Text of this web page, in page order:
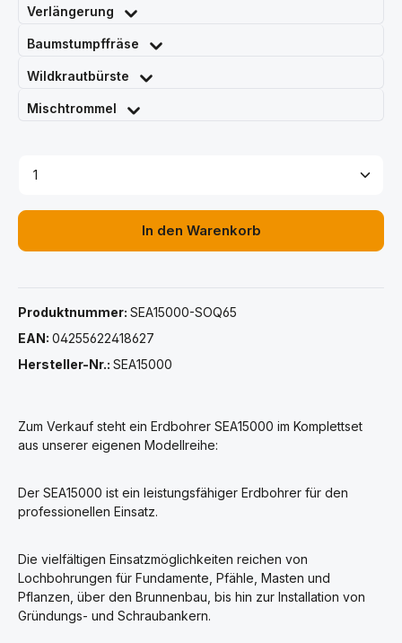
Verlängerung
Baumstumpffräse
Wildkrautbürste
Mischtrommel
Produkt Anzahl: Gib den gewünschten Wert ein
In den Warenkorb
Produktnummer: SEA15000-SOQ65
EAN: 04255622418627
Hersteller-Nr.: SEA15000
Zum Verkauf steht ein Erdbohrer SEA15000 im Komplettset
aus unserer eigenen Modellreihe:
Der SEA15000 ist ein leistungsfähiger Erdbohrer für den
professionellen Einsatz.
Die vielfältigen Einsatzmöglichkeiten reichen von
Lochbohrungen für Fundamente, Pfähle, Masten und
Pflanzen, über den Brunnenbau, bis hin zur Installation von
Gründungs- und Schraubankern.